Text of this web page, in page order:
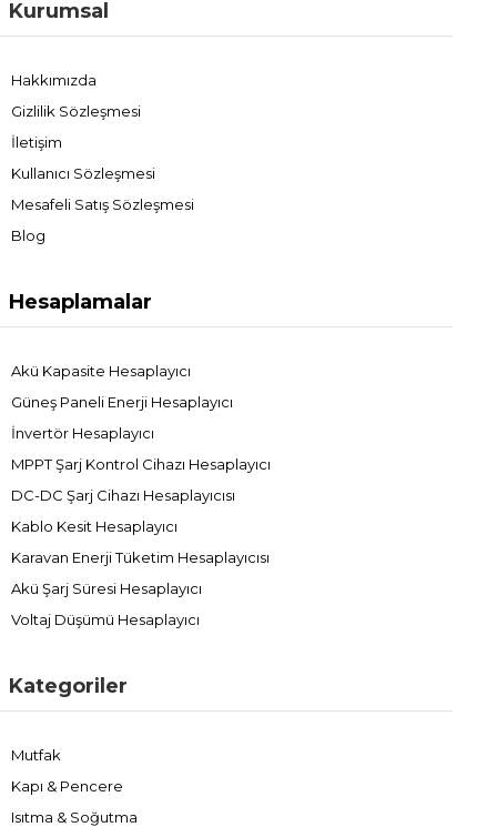
sistem aynı teknik konfigürasyona sahip olmayabilir.
paneli
seçimi yapılırken kullanım senaryosu detaylı analiz
yaşamını enerji açısından özgürleştiren en güçlü çözümlerden
biridir. Yüksek verim, uzun ömür ve dayanıklılık sayesinde hem
ekonomik hem de çevreci bir tercih sunar.
Kurumsal
Hakkımızda
Gizlilik Sözleşmesi
İletişim
Kullanıcı Sözleşmesi
Mesafeli Satış Sözleşmesi
Blog
Hesaplamalar
Akü Kapasite Hesaplayıcı
Güneş Paneli Enerji Hesaplayıcı
İnvertör Hesaplayıcı
MPPT Şarj Kontrol Cihazı Hesaplayıcı
DC-DC Şarj Cihazı Hesaplayıcısı
Kablo Kesit Hesaplayıcı
Karavan Enerji Tüketim Hesaplayıcısı
Akü Şarj Süresi Hesaplayıcı
Voltaj Düşümü Hesaplayıcı
Kategoriler
Mutfak
Kapı & Pencere
Isıtma & Soğutma